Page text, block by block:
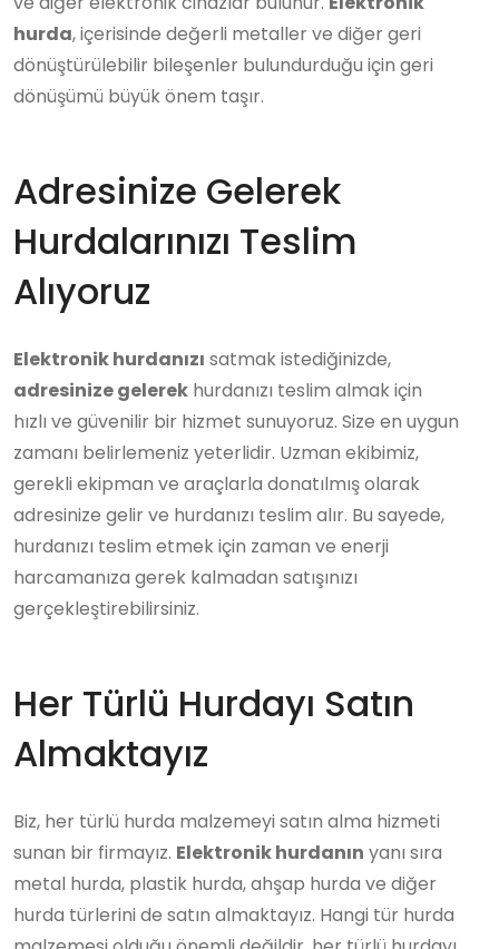
hurda, içerisinde değerli metaller ve diğer geri
dönüştürülebilir bileşenler bulundurduğu için geri
dönüşümü büyük önem taşır.
Adresinize Gelerek
Hurdalarınızı Teslim
Alıyoruz
Elektronik hurdanızı satmak istediğinizde,
adresinize gelerek hurdanızı teslim almak için
hızlı ve güvenilir bir hizmet sunuyoruz. Size en uygun
zamanı belirlemeniz yeterlidir. Uzman ekibimiz,
gerekli ekipman ve araçlarla donatılmış olarak
adresinize gelir ve hurdanızı teslim alır. Bu sayede,
hurdanızı teslim etmek için zaman ve enerji
harcamanıza gerek kalmadan satışınızı
gerçekleştirebilirsiniz.
Her Türlü Hurdayı Satın
Almaktayız
Biz, her türlü hurda malzemeyi satın alma hizmeti
sunan bir firmayız. Elektronik hurdanın yanı sıra
metal hurda, plastik hurda, ahşap hurda ve diğer
hurda türlerini de satın almaktayız. Hangi tür hurda